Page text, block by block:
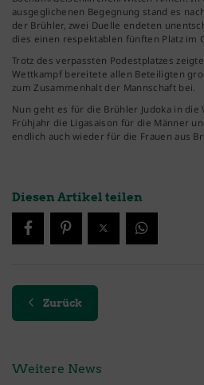
ausgeglichenen Begegnung stand es
der Brühler, zwei Duelle endeten
dies einen respektablen fünften Platz im
Trotz des verpassten Podestplatzes
Wettkampf bereitete allen Beteiligten
zum Zusammenhalt der Mannschaft bei.
Nun geht es für die Brühler Judoka in
Frühjahr die Ligasaison für die Männer
endlich auch wieder für die Frauen aus
Diesen Artikel teilen
Zurück
Weitere News